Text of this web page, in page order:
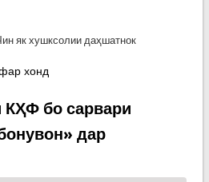
як хушксолии даҳшатнок
таърихи башар. Обхезии Янсзи
хонд
КҲФ бо сарвари
дар